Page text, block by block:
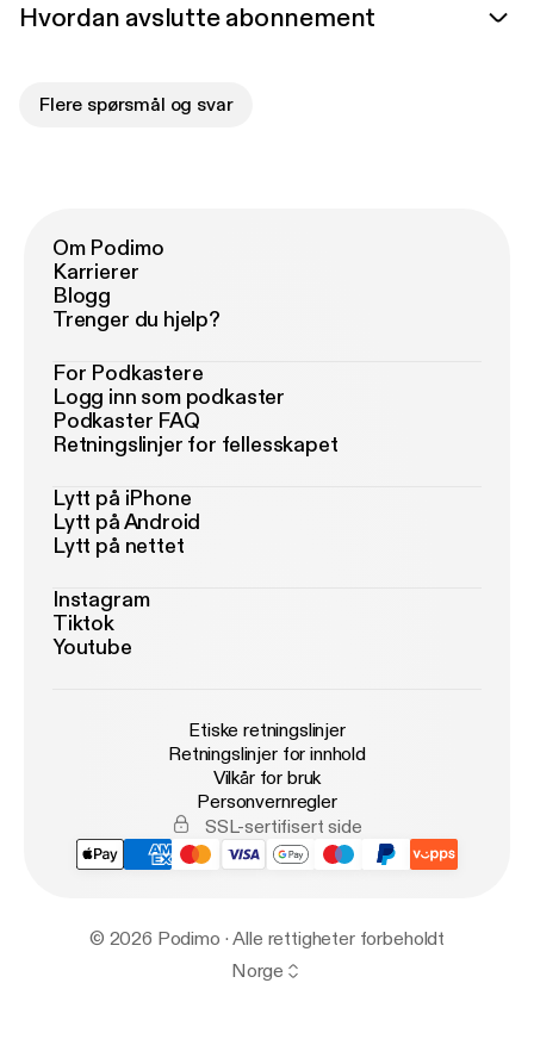
Hvordan avslutte abonnement
Flere spørsmål og svar
Om Podimo
Karrierer
Blogg
Trenger du hjelp?
For Podkastere
Logg inn som podkaster
Podkaster FAQ
Retningslinjer for fellesskapet
Lytt på iPhone
Lytt på Android
Lytt på nettet
Instagram
Tiktok
Youtube
Etiske retningslinjer
Retningslinjer for innhold
Vilkår for bruk
Personvernregler
SSL-sertifisert side
© 2026 Podimo · Alle rettigheter forbeholdt
Norge